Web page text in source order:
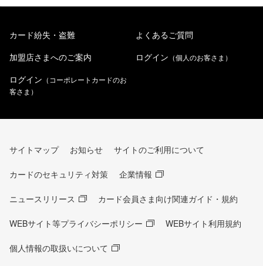
カード紛失・盗難
よくあるご質問
加盟店さまへのご案内
ログイン （個人のお客さま）
ログイン （コーポレートカードのお
客さま）
サイトマップ お知らせ サイトのご利用について
カードのセキュリティ対策 企業情報
ニュースリリース カード会員さま向け関連ガイド・規約
WEBサイト等プライバシーポリシー WEBサイト利用規約
個人情報の取扱いについて